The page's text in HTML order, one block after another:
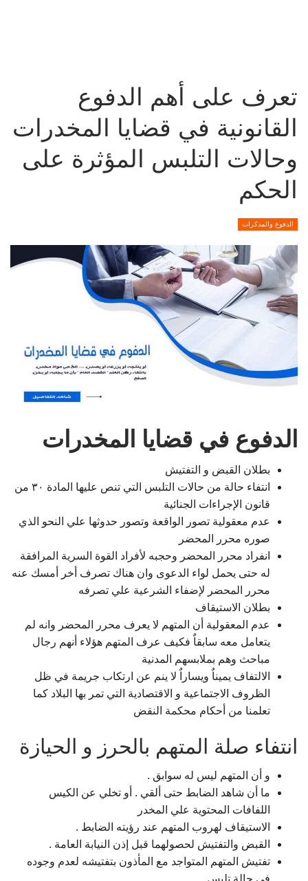
تعرف على أهم الدفوع
القانونية في قضايا المخدرات
وحالات التلبس المؤثرة على
الحكم
الدفوع والمذكرات
الدفوع في قضايا المخدرات
بطلان القبض و التفتيش
انتفاء حالة من حالات التلبس التي تنص عليها المادة ۳۰ من
قانون الإجراءات الجنائية
عدم معقولية تصور الواقعة وتصور حدوثها علي النحو الذي
صوره محرر المحضر
انفراد محرر المحضر وحجبه لأفراد القوة السرية المرافقة
له حتى يحمل لواء الدعوى وان هناك تصرف أخر أمسك عنه
محرر المحضر لإضفاء الشرعية علي تصرفه
بطلان الاستيقاف
عدم المعقولية أن المتهم لا يعرف محرر المحضر وانه لم
يتعامل معه سابقاٌ فكيف عرف المتهم هؤلاء أنهم رجال
مباحث وهم بملابسهم المدنية
الالتفاف يميناٌ ويساراٌ لا ينم عن ارتكاب جريمة في ظل
الظروف الاجتماعية و الاقتصادية التي تمر بها البلاد كما
تعلمنا من أحكام محكمة النقض
انتفاء صلة المتهم بالحرز و الحيازة
و أن المتهم ليس له سوابق .
ما أن شاهد الضابط حتى ألقي . أو تخلي عن الكيس
اللفافات المحتوية علي المخدر
الاستيقاف لهروب المتهم عند رؤيته الضابط .
القبض والتفتيش لحصولهما قبل إذن النيابة العامة .
تفتيش المتهم المتواجد مع المأذون بتفتيشه لعدم وجوده
في حالة تلبس .